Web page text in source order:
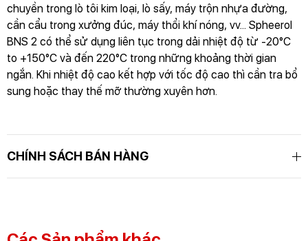
chuyền trong lò tôi kim loại, lò sấy, máy trộn nhựa đường,
cần cẩu trong xưởng đúc, máy thổi khí nóng, vv... Spheerol
BNS 2 có thể sử dụng liên tục trong dải nhiệt độ từ -20°C
to +150°C và đến 220°C trong những khoảng thời gian
ngắn. Khi nhiệt độ cao kết hợp với tốc độ cao thì cần tra bổ
sung hoặc thay thế mỡ thường xuyên hơn.
CHÍNH SÁCH BÁN HÀNG